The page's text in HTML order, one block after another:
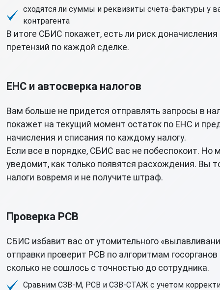
сходятся ли суммы и реквизиты счета-фактуры у
контрагента
В итоге СБИС покажет, есть ли риск
претензий по каждой сделке.
ЕНС и автосверка налогов
Вам больше не придется отправлять запросы в
покажет на текущий момент остаток по ЕНС и
начисления и списания по каждому налогу.
Если все в порядке, СБИС вас не побеспокоит. Но
уведомит, как только появятся расхождения. Вы
налоги вовремя и не получите штраф.
Проверка РСВ
СБИС избавит вас от утомительного
отправки проверит РСВ по алгоритмам
сколько не сошлось с точностью до сотрудника.
Сравним СЗВ-М, РСВ и СЗВ-СТАЖ с учетом